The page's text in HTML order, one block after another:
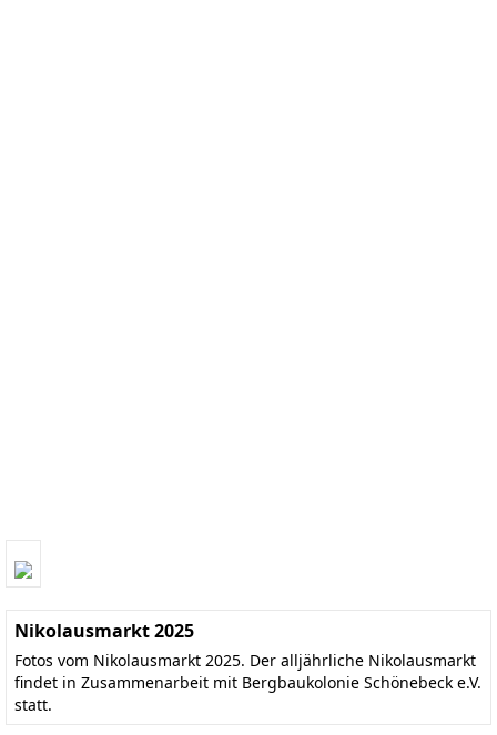
Nikolausmarkt 2025
Fotos vom Nikolausmarkt 2025. Der alljährliche Nikolausmarkt
findet in Zusammenarbeit mit Bergbaukolonie Schönebeck e.V.
statt.